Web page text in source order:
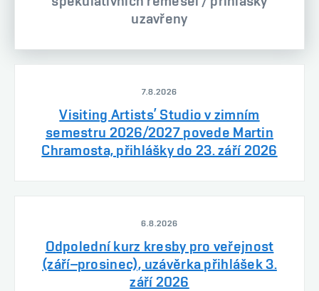
uzavřeny
7.8.2026
Visiting Artists’ Studio v zimním
semestru 2026/2027 povede Martin
Chramosta, přihlášky do 23. září 2026
6.8.2026
Odpolední kurz kresby pro veřejnost
(září–prosinec), uzávěrka přihlášek 3.
září 2026